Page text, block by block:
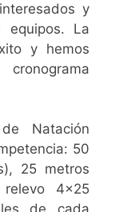
y
equipos. La
y hemos
Natación
50
25 metros
relevo 4×25